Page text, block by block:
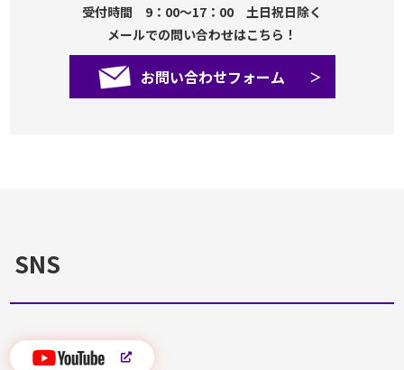
受付時間 9：00～17：00 土日祝日除く
メールでの問い合わせはこちら！
お問い合わせフォーム
SNS